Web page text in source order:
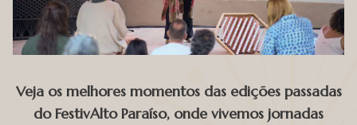
Veja os melhores momentos das edições passadas
do FestivAlto Paraíso, onde vivemos jornadas